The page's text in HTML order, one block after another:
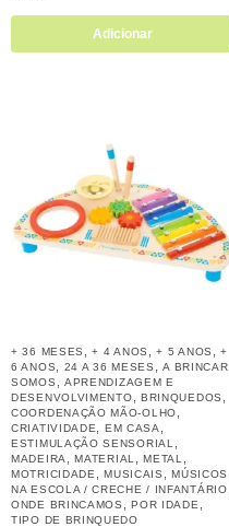
Adicionar
+ 36 MESES ,+ 4 ANOS ,+ 5 ANOS ,+
6 ANOS
24 A 36 MESES ,A BRINCAR
SOMOS
APRENDIZAGEM E
DESENVOLVIMENTO
BRINQUEDOS
COORDENAÇÃO MÃO-OLHO
CRIATIVIDADE EM CASA
ESTIMULAÇÃO SENSORIAL
MADEIRA ,MATERIAL ,METAL
MOTRICIDADE ,MUSICAIS ,MÚSICOS
NA ESCOLA / CRECHE / INFANTÁRIO
ONDE BRINCAMOS ,POR IDADE
TIPO DE BRINQUEDO